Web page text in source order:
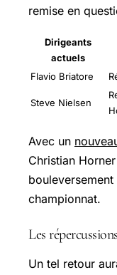
remise en
Dirigeants
actuels
Flavio Briatore
Steve Nielsen
Avec un
Christian
championnat.
Les
Un tel retour